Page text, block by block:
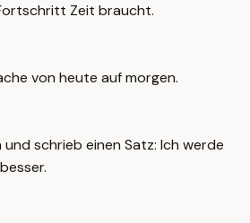
Zeit braucht.
von heute auf morgen.
schrieb einen Satz: Ich werde